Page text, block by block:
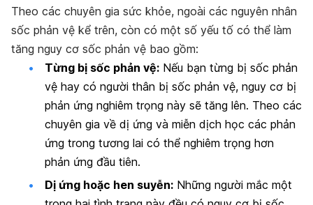
Theo các chuyên gia sức khỏe, ngoài các nguyên nhân
sốc phản vệ kể trên, còn có một số yếu tố có thể làm
tăng nguy cơ sốc phản vệ bao gồm:
Từng bị sốc phản vệ: Nếu bạn từng bị sốc phản
vệ hay có người thân bị sốc phản vệ, nguy cơ bị
phản ứng nghiêm trọng này sẽ tăng lên. Theo các
chuyên gia về dị ứng và miễn dịch học các phản
ứng trong tương lai có thể nghiêm trọng hơn
phản ứng đầu tiên.
Dị ứng hoặc hen suyễn: Những người mắc một